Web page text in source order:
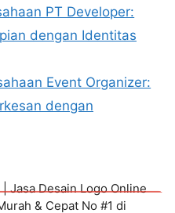
PT Developer:
dengan Identitas
Event Organizer:
dengan
Jasa Desain Logo Online
& Cepat No #1 di